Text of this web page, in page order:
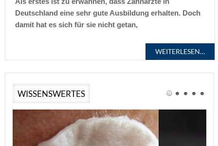
Deutschland eine sehr gute Ausbildung erhalten. Doch
damit hat es sich für sie nicht getan,
WEITERLESEN…
WISSENSWERTES